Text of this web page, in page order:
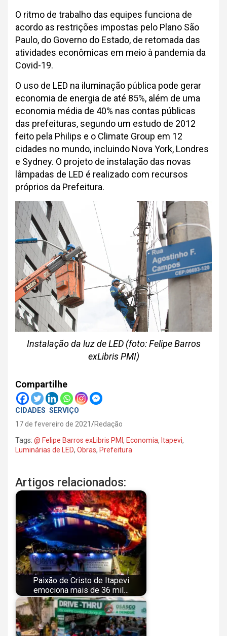
O ritmo de trabalho das equipes funciona de
acordo as restrições impostas pelo Plano São
Paulo, do Governo do Estado, de retomada das
atividades econômicas em meio à pandemia da
Covid-19.
O uso de LED na iluminação pública pode gerar
economia de energia de até 85%, além de uma
economia média de 40% nas contas públicas
das prefeituras, segundo um estudo de 2012
feito pela Philips e o Climate Group em 12
cidades no mundo, incluindo Nova York, Londres
e Sydney. O projeto de instalação das novas
lâmpadas de LED é realizado com recursos
próprios da Prefeitura.
Instalação da luz de LED (foto: Felipe Barros
exLibris PMI)
Compartilhe
CIDADES SERVIÇO
17 de fevereiro de 2021
Redação
Tags: @ Felipe Barros exLibris PMI , Economia, Itapevi,
Luminárias de LED, Obras, Prefeitura
Artigos relacionados:
Paixão de Cristo de Itapevi
emociona mais de 36 mil…